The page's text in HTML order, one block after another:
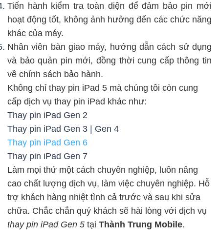
Tiến hành kiểm tra toàn diện để đảm bảo pin mới
hoạt động tốt, không ảnh hưởng đến các chức năng
khác của máy.
Nhân viên bàn giao máy, hướng dẫn cách sử dụng
và bảo quản pin mới, đồng thời cung cấp thông tin
về chính sách bảo hành.
Không chỉ thay pin iPad 5 mà chúng tôi còn cung
cấp dịch vụ thay pin iPad khác như:
Thay pin iPad Gen 2
Thay pin iPad Gen 3 | Gen 4
Thay pin iPad Gen 6
Thay pin iPad Gen 7
Làm mọi thứ một cách chuyên nghiệp, luôn nâng
cao chất lượng dịch vụ, làm việc chuyên nghiệp. Hỗ
trợ khách hàng nhiệt tình cả trước và sau khi sửa
chữa. Chắc chắn quý khách sẽ hài lòng với dịch vụ
thay pin iPad Gen 5 tại Thành Trung Mobile.